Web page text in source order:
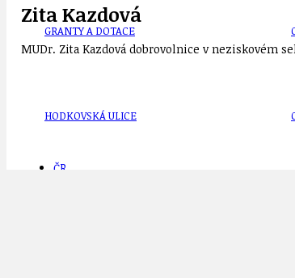
GRANTY A DOTACE
HODKOVSKÁ ULICE
Zita Kazdová
MUDr. Zita Kazdová dobrovolnice v neziskovém
ČR